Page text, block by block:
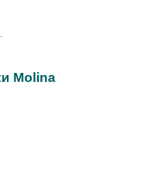
Molina